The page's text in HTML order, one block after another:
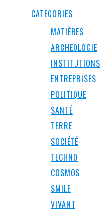
CATEGORIES
MATIÈRES
ARCHEOLOGIE
INSTITUTIONS
ENTREPRISES
POLITIQUE
SANTÉ
TERRE
SOCIÉTÉ
TECHNO
COSMOS
SMILE
VIVANT